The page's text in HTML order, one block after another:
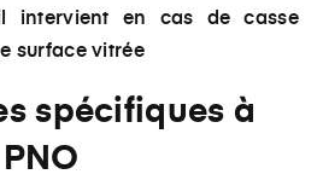
intervient en cas de casse
surface vitrée
spécifiques à